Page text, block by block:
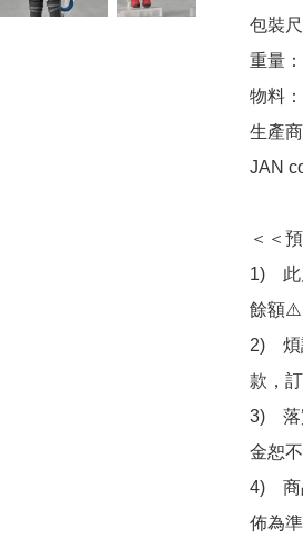
包裝
重量
物料
生產
JAN
＜＜
1)　
餘額⚠️
2)　
款，
3)　
金恕不
4)　
佈為